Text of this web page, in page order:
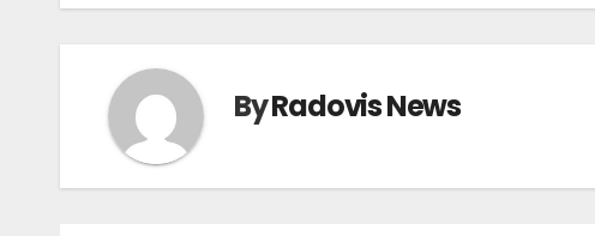
ByRadovis News